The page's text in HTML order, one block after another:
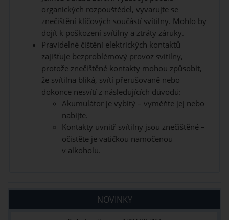
organických rozpouštědel, vyvarujte se
znečištění klíčových součástí svítilny. Mohlo by
dojít k poškození svítilny a ztráty záruky.
Pravidelné čištění elektrických kontaktů
zajišťuje bezproblémový provoz svítilny,
protože znečištěné kontakty mohou způsobit,
že svítilna bliká, svítí přerušovaně nebo
dokonce nesvítí z následujících důvodů:
Akumulátor je vybitý – vyměňte jej nebo
nabijte.
Kontakty uvnitř svítilny jsou znečištěné –
očistěte je vatičkou namočenou
v alkoholu.
NOVINKY